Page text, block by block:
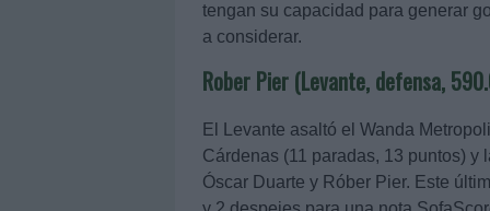
tengan su capacidad para generar
a considerar.
Rober Pier (Levante, defensa,
El Levante asaltó el Wanda
Cárdenas (11 paradas, 13 puntos) y
Óscar Duarte y Róber Pier. Este